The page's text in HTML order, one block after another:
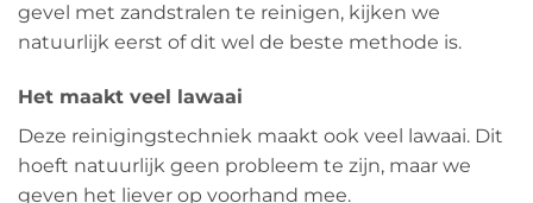
gevel met zandstralen te reinigen, kijken we
natuurlijk eerst of dit wel de beste methode is.
Het maakt veel lawaai
Deze reinigingstechniek maakt ook veel lawaai. Dit
hoeft natuurlijk geen probleem te zijn, maar we
geven het liever op voorhand mee.